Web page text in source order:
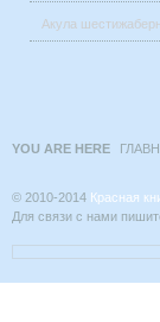
Акула
YOU ARE HERE
© 2010-2014 Красная
Для связи с нами